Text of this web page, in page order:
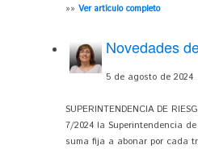
»» Ver artículo completo
Novedades
5 de agosto de 2024
SUPERINTENDENCIA DE
7/2024 la Superintendencia
suma fija a abonar por cada